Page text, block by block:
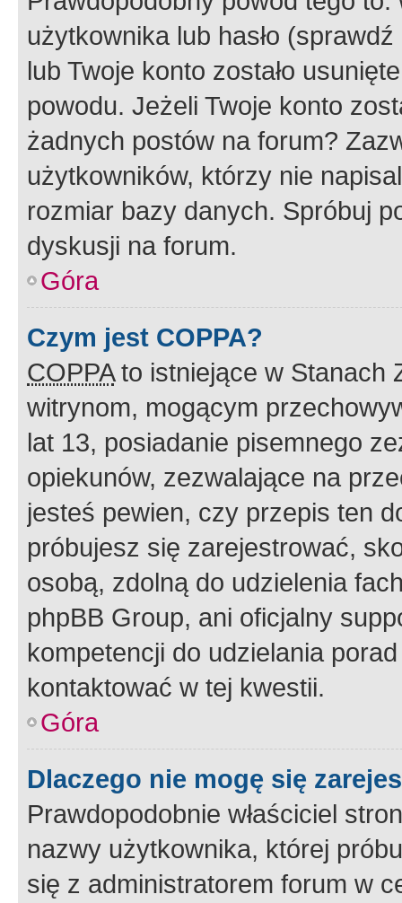
użytkownika lub hasło
lub Twoje konto zostało
powodu. Jeżeli Twoje konto
żadnych postów na forum?
użytkowników, którzy nie
rozmiar bazy danych. Spróbuj
dyskusji na forum.
Góra
Czym jest COPPA?
COPPAto istniejące w Stanach
witrynom, mogącym
lat 13, posiadanie pisemnego
opiekunów, zezwalające na
jesteś pewien, czy przepis ten
próbujesz się zarejestrować,
osobą, zdolną do udzielenia
phpBB Group, ani oficjalny
kompetencji do udzielania
kontaktować w tej kwestii.
Góra
Dlaczego nie mogę się
Prawdopodobnie właściciel
nazwy użytkownika, której
się z administratorem forum w